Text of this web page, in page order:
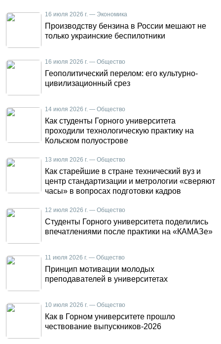
16 июля 2026 г. — Экономика
Производству бензина в России мешают не
только украинские беспилотники
16 июля 2026 г. — Общество
Геополитический перелом: его культурно-
цивилизационный срез
14 июля 2026 г. — Общество
Как студенты Горного университета
проходили технологическую практику на
Кольском полуострове
13 июля 2026 г. — Общество
Как старейшие в стране технический вуз и
центр стандартизации и метрологии «сверяют
часы» в вопросах подготовки кадров
12 июля 2026 г. — Общество
Студенты Горного университета поделились
впечатлениями после практики на «КАМАЗе»
11 июля 2026 г. — Общество
Принцип мотивации молодых
преподавателей в университетах
10 июля 2026 г. — Общество
Как в Горном университете прошло
чествование выпускников-2026